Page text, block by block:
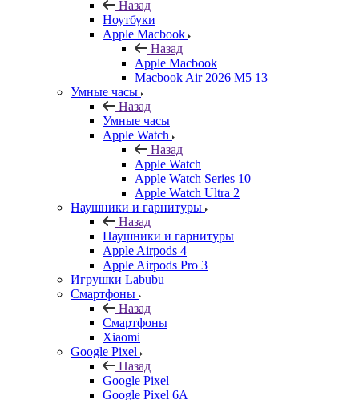
Назад
Ноутбуки
Apple Macbook
Назад
Apple Macbook
Macbook Air 2026 M5 13
Умные часы
Назад
Умные часы
Apple Watch
Назад
Apple Watch
Apple Watch Series 10
Apple Watch Ultra 2
Наушники и гарнитуры
Назад
Наушники и гарнитуры
Apple Airpods 4
Apple Airpods Pro 3
Игрушки Labubu
Смартфоны
Назад
Смартфоны
Xiaomi
Google Pixel
Назад
Google Pixel
Google Pixel 6A